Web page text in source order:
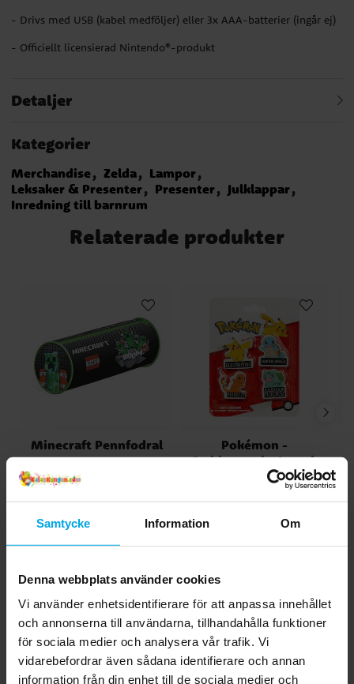
Samtycke Information Om
Denna webbplats använder cookies
Vi använder enhetsidentifierare för att anpassa innehållet
och annonserna till användarna, tillhandahålla funktioner
för sociala medier och analysera vår trafik. Vi
vidarebefordrar även sådana identifierare och annan
information från din enhet till de sociala medier och
- Drivs med USB (kabel medföljer) eller 3x AAA-batterier (ingår ej)
- Officiellt licensierad Nintendo®-produkt
Detaljer
Kategorier
Merchandise Zelda
Lampor
Leksaker & Presenter
Presenter
Julklappar
Inredning till barnrum
Relaterade produkter
Minecraft Pennfodral
Pris59,00 kr
KÖP
Pokémon -
Suddgummin 4-pack
39,00 kr
Andra köpte även